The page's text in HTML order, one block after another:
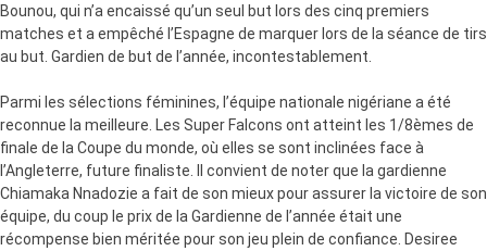
Bounou, qui n’a encaissé qu’un seul but lors des cinq premiers
matches et a empêché l’Espagne de marquer lors de la séance de tirs
au but. Gardien de but de l’année, incontestablement.
Parmi les sélections féminines, l’équipe nationale nigériane a été
reconnue la meilleure. Les Super Falcons ont atteint les 1/8èmes de
finale de la Coupe du monde, où elles se sont inclinées face à
l’Angleterre, future finaliste. Il convient de noter que la gardienne
Chiamaka Nnadozie a fait de son mieux pour assurer la victoire de son
équipe, du coup le prix de la Gardienne de l’année était une
récompense bien méritée pour son jeu plein de confiance. Desiree